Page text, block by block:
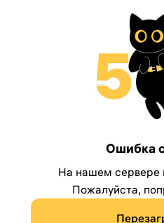
Ошибка
На нашем сервере
Пожалуйста,